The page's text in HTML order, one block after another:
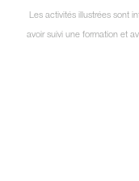
Les activités illustrées sont
avoir suivi une formation et